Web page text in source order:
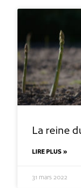
La reine
LIRE PLUS »
31 mars 2022